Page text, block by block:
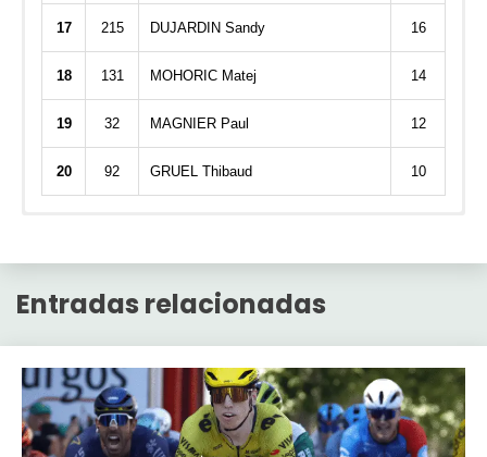
17 215 DUJARDIN Sandy 16
18 131 MOHORIC Matej 14
19 32 MAGNIER Paul 12
20 92 GRUEL Thibaud 10
Pos Jugador Puntos
1 Markelfdz 400 520
2 Luigi 320 460
72
VERMEERSCH
Florian
51 GANNA Filippo
Entradas relacionadas